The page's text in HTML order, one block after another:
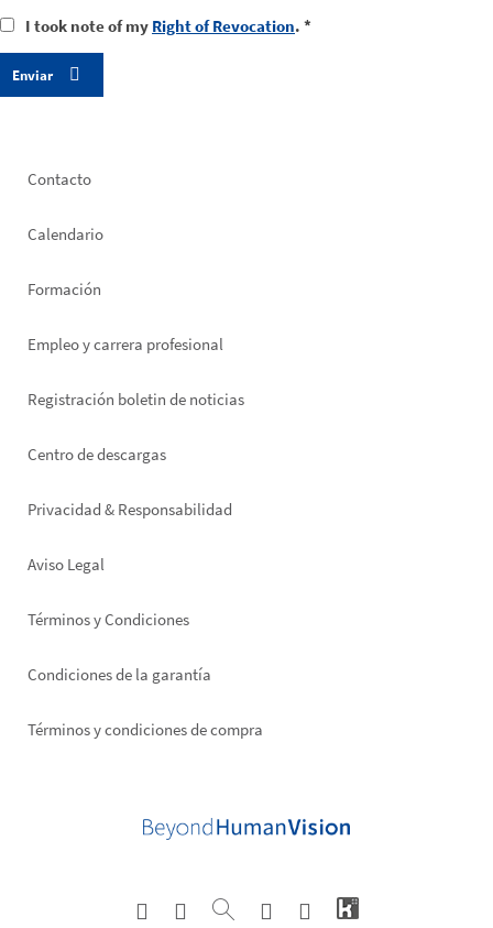
to
the
data
protection
I
notice
revocation
I took note of my Right of Revocation. *
Footer
Contacto
Calendario
Formación
Empleo y carrera profesional
Registración boletin de noticias
Footer
Centro de descargas
Privacidad & Responsabilidad
Aviso Legal
Términos y Condiciones
Condiciones de la garantía
Términos y condiciones de compra